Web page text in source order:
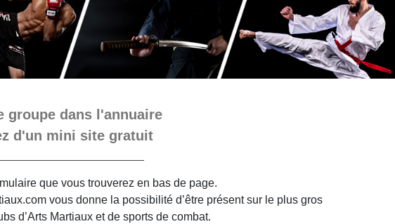
groupe dans l'annuaire
d'un mini site gratuit
que vous trouverez en bas de page.
vous donne la possibilité d’être présent sur le plus gros
d’Arts Martiaux et de sports de combat.